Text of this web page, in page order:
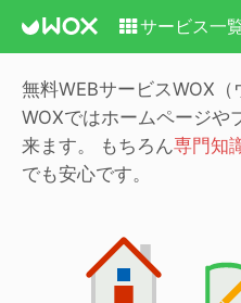
サービス一
無料WEBサービスWOX（
WOXではホームページや
来ます。
もちろん専門知
でも安心です。